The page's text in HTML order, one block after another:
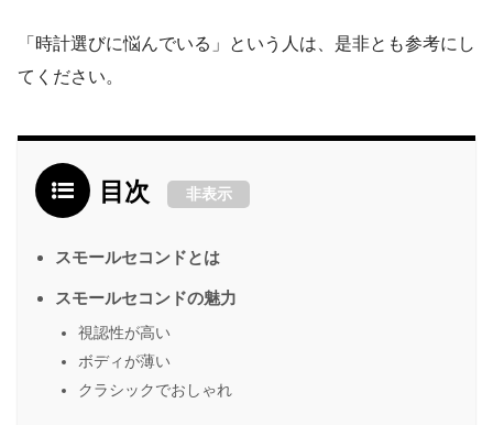
「時計選びに悩んでいる」という人は、是非とも参考にし
てください。
目次 非表示
スモールセコンドとは
スモールセコンドの魅力
視認性が高い
ボディが薄い
クラシックでおしゃれ